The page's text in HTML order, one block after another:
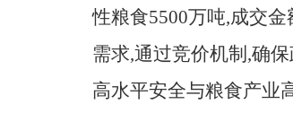
性粮食5500万吨,成交
需求,通过竞价机制,确
高水平安全与粮食产业